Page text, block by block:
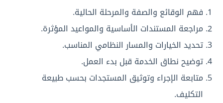
فهم الوقائع والصفة والمرحلة الحالية.
مراجعة المستندات الأساسية والمواعيد المؤثرة.
تحديد الخيارات والمسار النظامي المناسب.
توضيح نطاق الخدمة قبل بدء العمل.
متابعة الإجراء وتوثيق المستجدات بحسب طبيعة
التكليف.